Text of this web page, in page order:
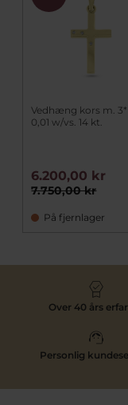
Vedhæng kors m. 3*
0,01 w/vs. 14 kt.
7.750,00 kr
6.200,00 kr
På fjernlager
Over 40 års
Personlig